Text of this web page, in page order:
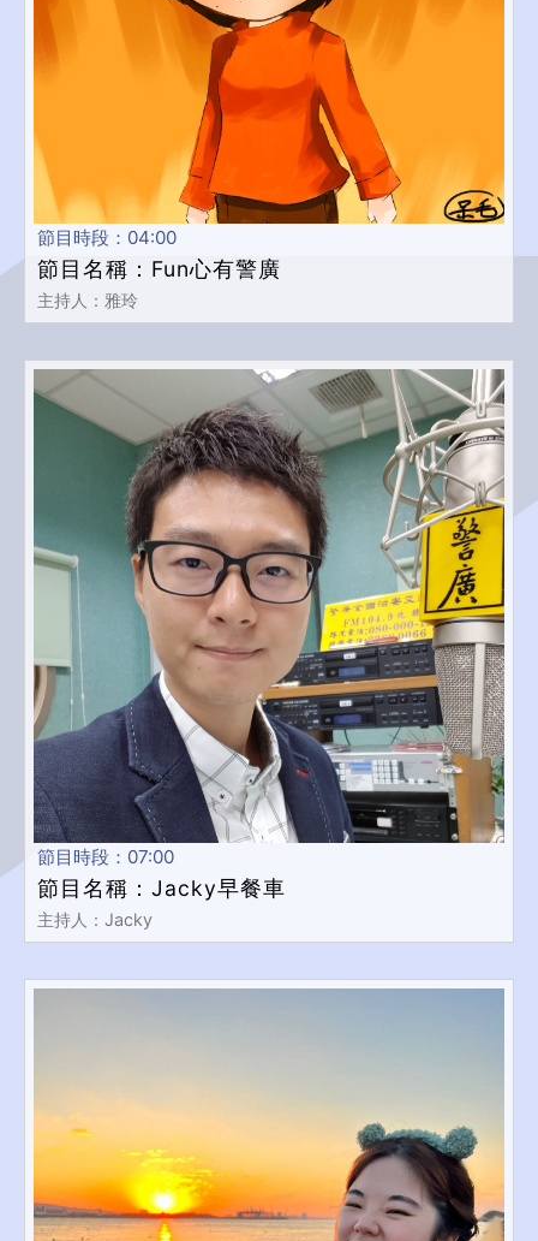
節目時段：04:00
節目名稱：Fun心有警廣
主持人：雅玲
節目時段：07:00
節目名稱：Jacky早餐車
主持人：Jacky